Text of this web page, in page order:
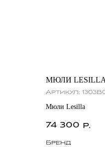
МЮЛИ LESILLA
Артикул:
Мюли Lesilla
74 300 р.
Бренд